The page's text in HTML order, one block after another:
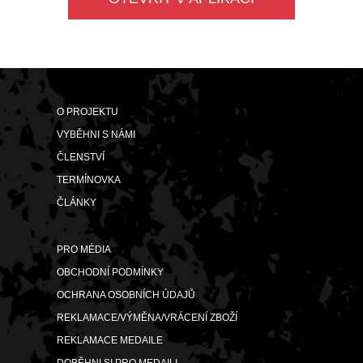
O PROJEKTU
VYBĚHNI S NÁMI
ČLENSTVÍ
TERMÍNOVKA
ČLÁNKY
PRO MÉDIA
OBCHODNÍ PODMÍNKY
OCHRANA OSOBNÍCH ÚDAJŮ
REKLAMACE/VÝMĚNA/VRÁCENÍ ZBOŽÍ
REKLAMACE MEDAILE